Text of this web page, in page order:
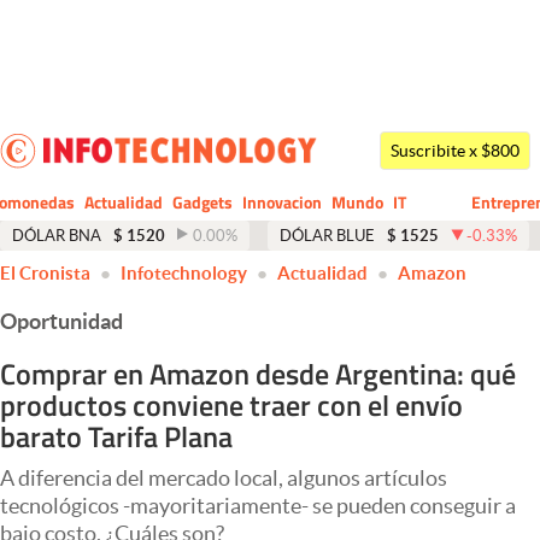
Dólar
Economía y Política
Finanzas y Mercados
Mercados Online
Negocios
Columnistas
Apertura
Suscribite x $800
Actualidad Gadgets Innovacion Mundo
CIO
IT
Business
DÓLAR BNA $ 1520 0.00% DÓLAR BLUE $ 1525 -0.33%
El Cronista Infotechnology Actualidad Amazon
Oportunidad
Comprar en Amazon desde Argentina: qué
productos conviene traer con el envío
barato Tarifa Plana
A diferencia del mercado local, algunos artículos
tecnológicos -mayoritariamente- se pueden conseguir a
bajo costo. ¿Cuáles son?